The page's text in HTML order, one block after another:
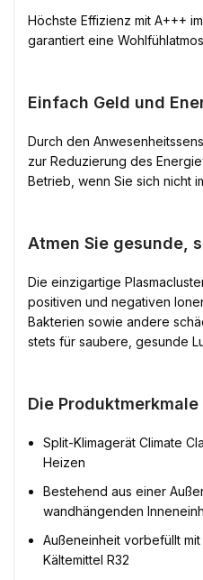
Höchste Effizienz mit A+++
garantiert eine
Einfach Geld und
Durch den
zur Reduzierung des
Betrieb, wenn Sie sich nicht
Atmen Sie gesunde,
Die einzigartige
positiven und negativen
Bakterien sowie andere
stets für saubere, gesunde
Die
Split-Klimagerät Climate
Heizen
Bestehend aus einer
wandhängenden
Außeneinheit vorbefüllt
Kältemittel R32